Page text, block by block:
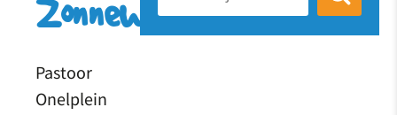
Zonnewijzer
Pastoor
Onelplein